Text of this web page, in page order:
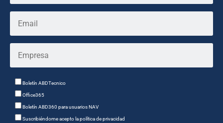
Boletín ABDTecnico
Office365
Boletín ABD360 para usuarios NAV
Suscribiéndome acepto la política de privacidad